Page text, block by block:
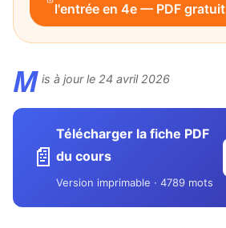
l'entrée en 4e — PDF gratuit
M is à jour le 24 avril 2026
📄
Télécharger la fiche PDF
du cours
Version imprimable · 4789 mots